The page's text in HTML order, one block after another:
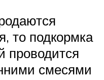
то подкормка
проводится
смесями